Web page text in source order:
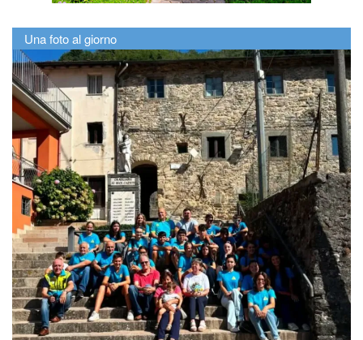
Una foto al giorno